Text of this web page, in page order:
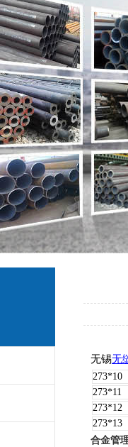
无锡无
273*10
273*11
273*12
273*13
合金管